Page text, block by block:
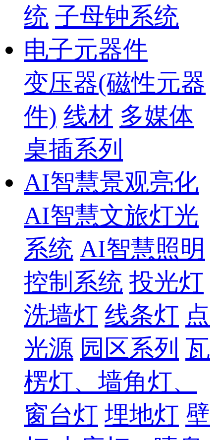
统 子母钟系统
电子元器件
变压器(磁性元器
件) 线材 多媒体
桌插系列
AI智慧景观亮化
AI智慧文旅灯光
系统 AI智慧照明
控制系统 投光灯
洗墙灯 线条灯 点
光源 园区系列 瓦
楞灯、墙角灯、
窗台灯 埋地灯 壁